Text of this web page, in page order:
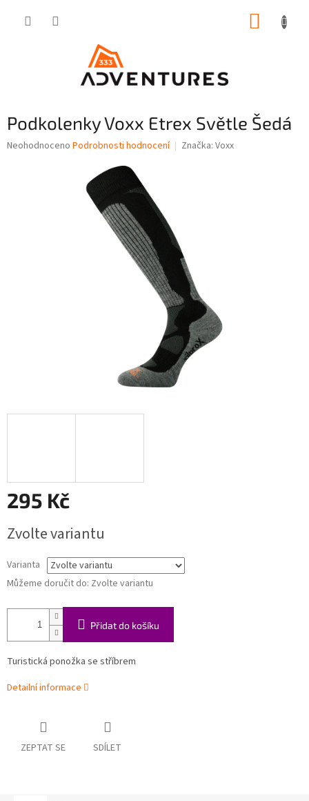
Podkolenky Voxx Etrex Světle Šedá
Průměrné
Neohodnoceno Podrobnosti hodnocení Značka: Voxx
295 Kč
cena:
Zvolte variantu
Varianta
Můžeme doručit do: Zvolte variantu
Přidat do košíku
Turistická ponožka se stříbrem
Detailní informace
ZEPTAT SE SDÍLET